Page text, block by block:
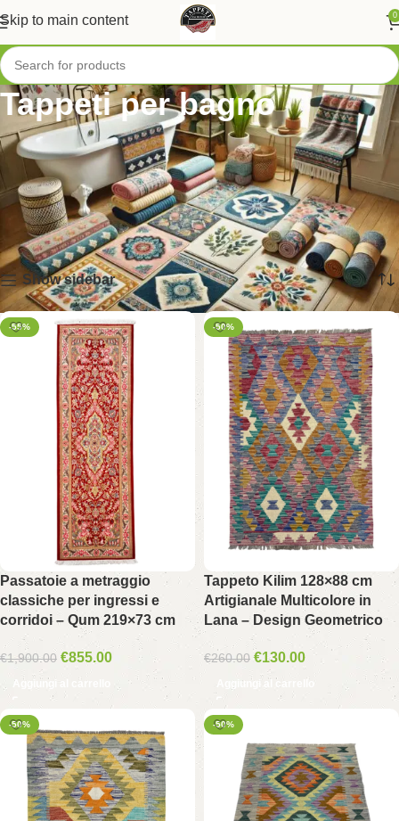
Skip to main content 0
Tappeti per bagno
Scegli i tappeti per bagno che uniscono estetica e praticità.
Rinnova il tuo bagno con le nostre proposte, perfette per ogni
stile e esigenza.
Home/ Tappeti per Stanza/ Tappeti per bagno
Visualizzazione di 1-12 di 75 risultati
Show sidebar
-55%
Passatoie a metraggio
classiche per ingressi e
corridoi – Qum 219×73 cm
€1,900.00 €855.00
Aggiungi al carrello
-50%
Tappeto Kilim 128×88 cm
Artigianale Multicolore in
Lana – Design Geometrico
€260.00 €130.00
Aggiungi al carrello
-50% -50%